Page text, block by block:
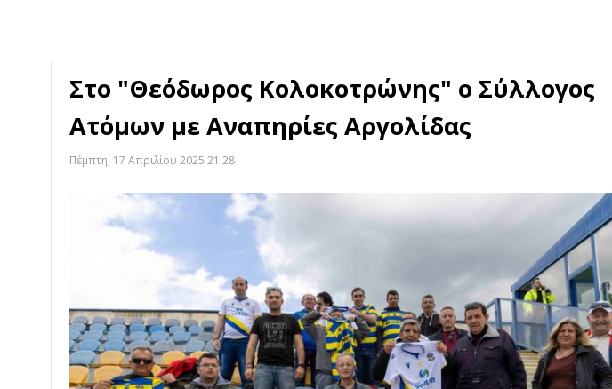
Στο "Θεόδωρος Κολοκοτρώνης" ο Σύλλογος
Ατόμων με Αναπηρίες Αργολίδας
Πέμπτη, 17 Απριλίου 2025 21:28